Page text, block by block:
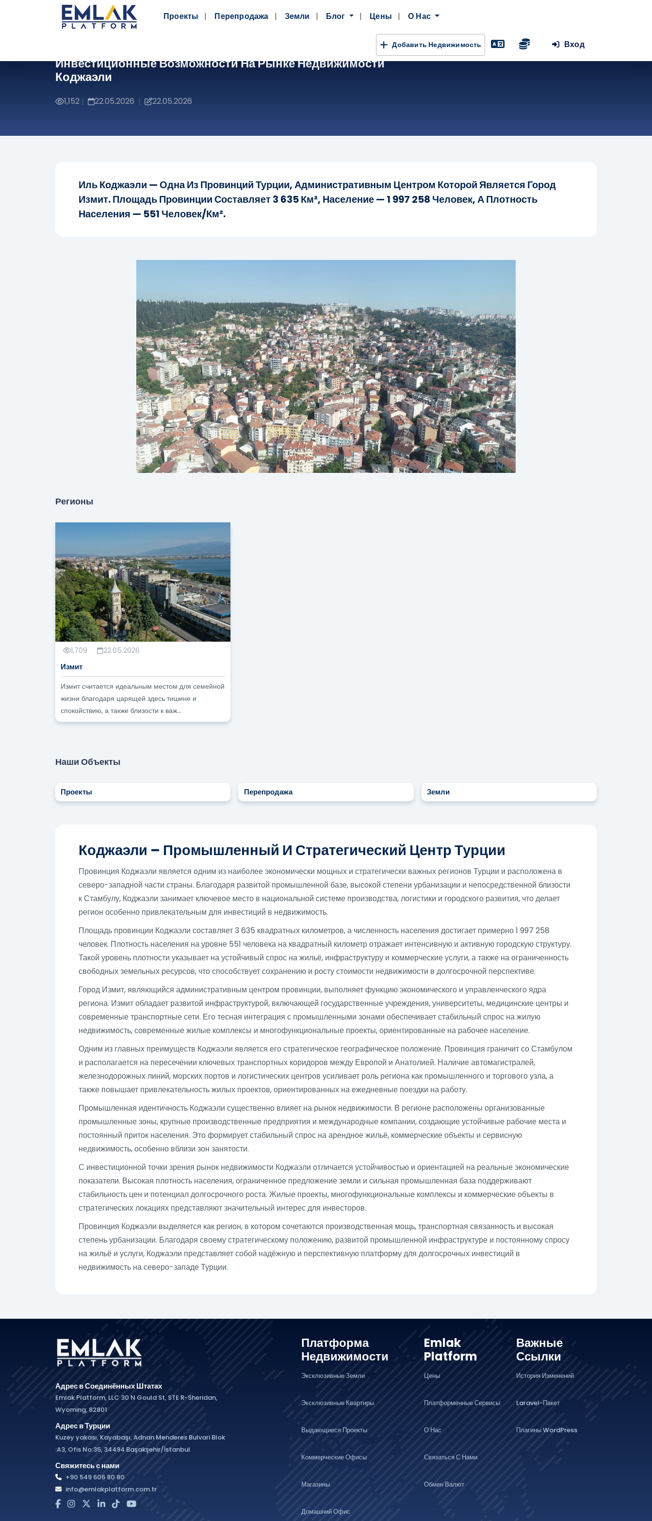
Проекты Перепродажа Земли Блог Цены О Нас
Добавить Недвижимость Вход
Инвестиционные Возможности На Рынке Недвижимости
Коджаэли
1,152 | 22.05.2026 | 22.05.2026
Иль Коджаэли — Одна Из Провинций Турции, Административным Центром Которой Является Город
Измит. Площадь Провинции Составляет 3 635 Км², Население — 1 997 258 Человек, А Плотность
Населения — 551 Человек/км².
Регионы
1,709 22.05.2026
Измит
Измит считается идеальным местом для семейной
жизни благодаря царящей здесь тишине и
спокойствию, а также близости к важ...
Наши Объекты
Проекты Перепродажа Земли
Коджаэли – Промышленный И Стратегический Центр Турции
Провинция Коджаэли является одним из наиболее экономически мощных и стратегически важных регионов Турции и расположена в
северо-западной части страны. Благодаря развитой промышленной базе, высокой степени урбанизации и непосредственной близости
к Стамбулу, Коджаэли занимает ключевое место в национальной системе производства, логистики и городского развития, что делает
регион особенно привлекательным для инвестиций в недвижимость.
Площадь провинции Коджаэли составляет 3 635 квадратных километров, а численность населения достигает примерно 1 997 258
человек. Плотность населения на уровне 551 человека на квадратный километр отражает интенсивную и активную городскую структуру.
Такой уровень плотности указывает на устойчивый спрос на жильё, инфраструктуру и коммерческие услуги, а также на ограниченность
свободных земельных ресурсов, что способствует сохранению и росту стоимости недвижимости в долгосрочной перспективе.
Город Измит, являющийся административным центром провинции, выполняет функцию экономического и управленческого ядра
региона. Измит обладает развитой инфраструктурой, включающей государственные учреждения, университеты, медицинские центры и
современные транспортные сети. Его тесная интеграция с промышленными зонами обеспечивает стабильный спрос на жилую
недвижимость, современные жилые комплексы и многофункциональные проекты, ориентированные на рабочее население.
Одним из главных преимуществ Коджаэли является его стратегическое географическое положение. Провинция граничит со Стамбулом
и располагается на пересечении ключевых транспортных коридоров между Европой и Анатолией. Наличие автомагистралей,
железнодорожных линий, морских портов и логистических центров усиливает роль региона как промышленного и торгового узла, а
также повышает привлекательность жилых проектов, ориентированных на ежедневные поездки на работу.
Промышленная идентичность Коджаэли существенно влияет на рынок недвижимости. В регионе расположены организованные
промышленные зоны, крупные производственные предприятия и международные компании, создающие устойчивые рабочие места и
постоянный приток населения. Это формирует стабильный спрос на арендное жильё, коммерческие объекты и сервисную
недвижимость, особенно вблизи зон занятости.
С инвестиционной точки зрения рынок недвижимости Коджаэли отличается устойчивостью и ориентацией на реальные экономические
показатели. Высокая плотность населения, ограниченное предложение земли и сильная промышленная база поддерживают
стабильность цен и потенциал долгосрочного роста. Жилые проекты, многофункциональные комплексы и коммерческие объекты в
стратегических локациях представляют значительный интерес для инвесторов.
Провинция Коджаэли выделяется как регион, в котором сочетаются производственная мощь, транспортная связанность и высокая
степень урбанизации. Благодаря своему стратегическому положению, развитой промышленной инфраструктуре и постоянному спросу
на жильё и услуги, Коджаэли представляет собой надёжную и перспективную платформу для долгосрочных инвестиций в
недвижимость на северо-западе Турции.
Адрес в Соединённых Штатах
Emlak Platform, LLC 30 N Gould St, STE R-Sheridan,
Wyoming, 82801
Адрес в Турции
Kuzey yakası, Kayabaşı, Adnan Menderes Bulvari Blok
:A3, Ofis No:35, 34494 Başakşehir/İstanbul
Свяжитесь с нами
+90 549 606 80 80
info@emlakplatform.com.tr
Платформа
Недвижимости
Эксклюзивные Земли
Эксклюзивные Квартиры
Выдающиеся Проекты
Коммерческие Офисы
Магазины
Домашний Офис
Emlak
Platform
Цены
Платформенные Сервисы
О Нас
Связаться С Нами
Обмен Валют
Важные
Ссылки
История Изменений
Laravel-Пакет
Плагины WordPress